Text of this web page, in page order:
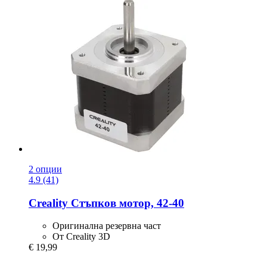
2 опции
4.9 (41)
Creality Стъпков мотор, 42-​40
Оригинална резервна част
От Creality 3D
€ 19,99